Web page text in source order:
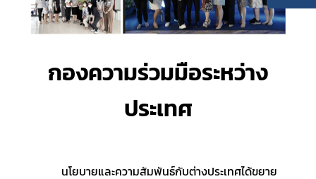
กองความร่วมมือระหว่าง
ประเทศ